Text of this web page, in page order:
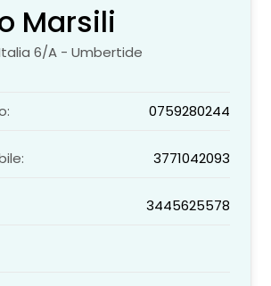
Marsili
6/A - Umbertide
0759280244
3771042093
3445625578